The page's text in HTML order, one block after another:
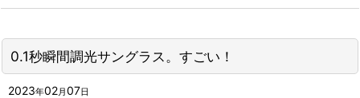
0.1秒瞬間調光サングラス。すごい！
2023年02月07日